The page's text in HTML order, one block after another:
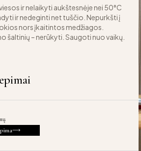
ir nelaikyti aukštesnėje nei 50°C
ir nedeginti net tuščio. Nepurkšti į
nors įkaitintos medžiagos.
šaltinių – nerūkyti. Saugoti nuo vaikų.